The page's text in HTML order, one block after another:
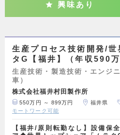
興味あり
生産プロセス技術開発/世
タG【福井】（年収590
生産技術・製造技術・エンジ
車）
株式会社福井村田製作所
550万円 ～ 899万円 福井県
モートワーク可能
【福井/原則転勤なし】設備保